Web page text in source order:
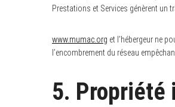
Prestations et Services génèrent un
www.mumac.org et l’hébergeur ne
l’encombrement du réseau
5.